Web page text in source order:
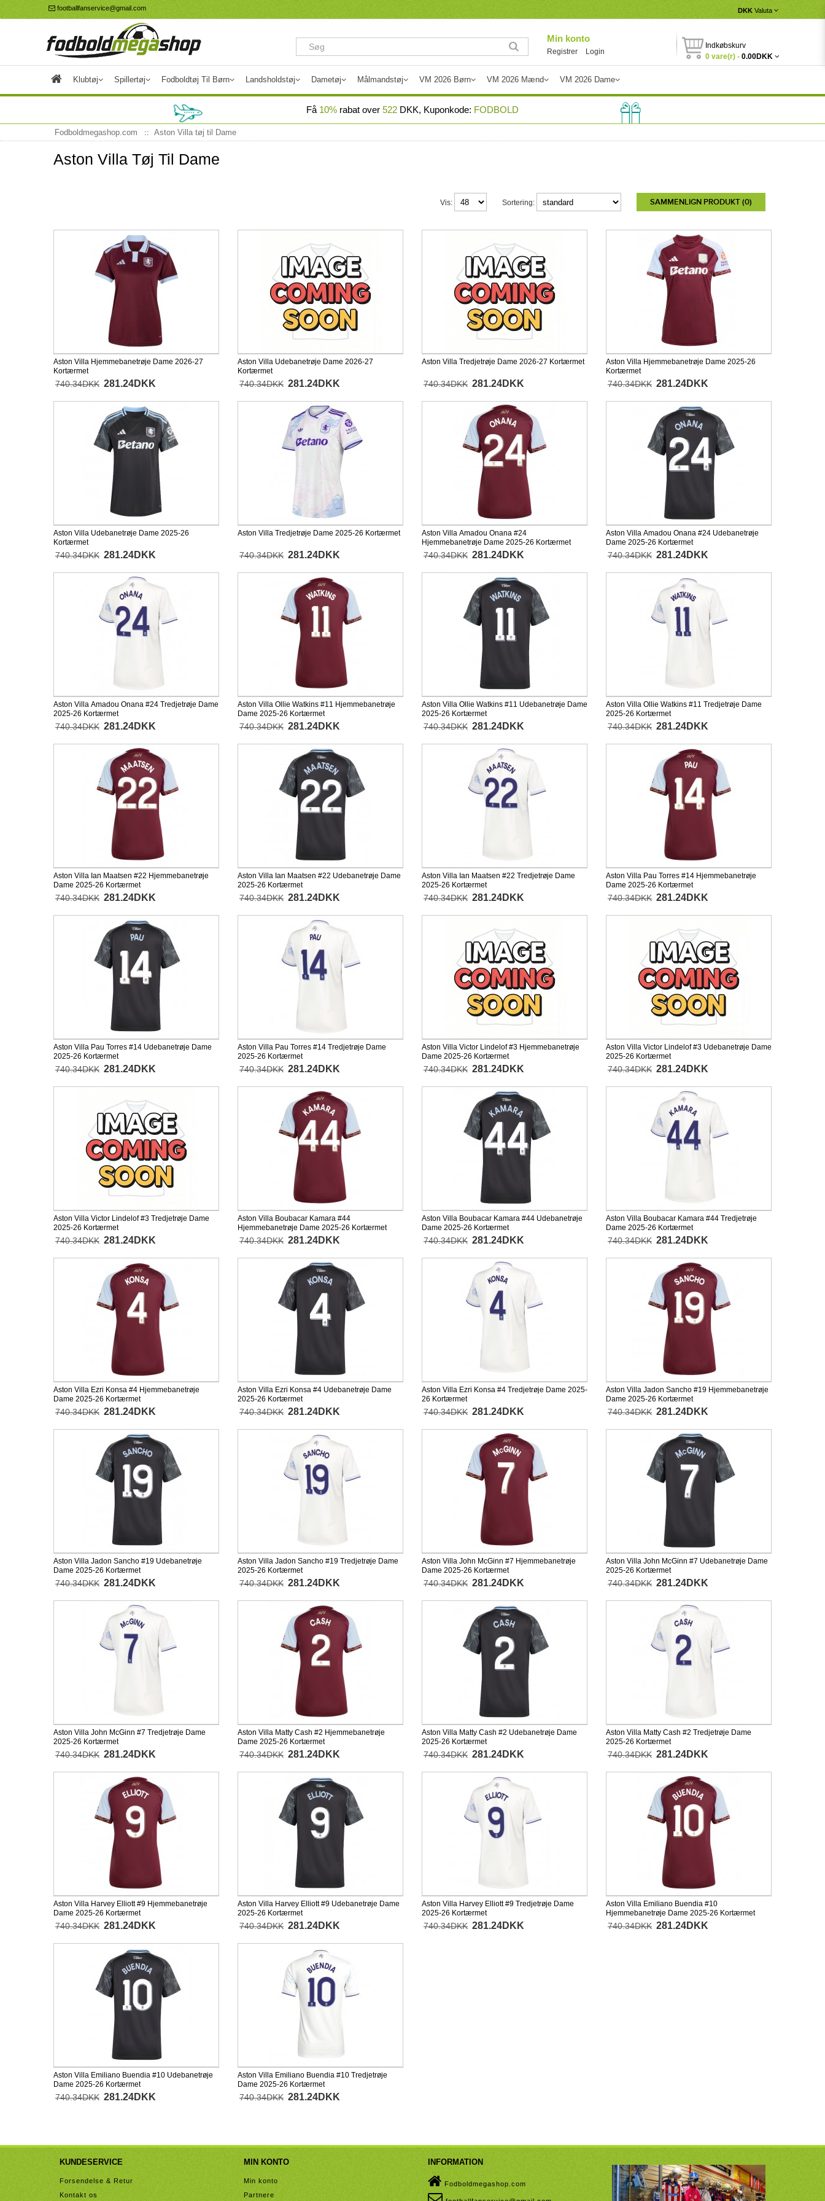
footballfanservice@gmail.com DKK Valuta
Min konto
Registrer Login
Indkøbskurv
0 vare(r) - 0.00DKK
Klubtøj Spillertøj Fodboldtøj Til Børn Landsholdstøj Dametøj Målmandstøj VM 2026 Børn VM 2026 Mænd VM 2026 Dame
Få 10% rabat over 522 DKK, Kuponkode: FODBOLD
Fodboldmegashop.com Aston Villa tøj til Dame
Aston Villa Tøj Til Dame
SAMMENLIGN PRODUKT (0)
Sortering:
Vis:
Aston Villa Hjemmebanetrøje Dame 2026-27
Kortærmet
740.34DKK 281.24DKK
Aston Villa Udebanetrøje Dame 2026-27
Kortærmet
740.34DKK 281.24DKK
Aston Villa Tredjetrøje Dame 2026-27 Kortærmet
740.34DKK 281.24DKK
Aston Villa Hjemmebanetrøje Dame 2025-26
Kortærmet
740.34DKK 281.24DKK
Aston Villa Udebanetrøje Dame 2025-26
Kortærmet
740.34DKK 281.24DKK
Aston Villa Tredjetrøje Dame 2025-26 Kortærmet
740.34DKK 281.24DKK
Aston Villa Amadou Onana #24
Hjemmebanetrøje Dame 2025-26 Kortærmet
740.34DKK 281.24DKK
Aston Villa Amadou Onana #24 Udebanetrøje
Dame 2025-26 Kortærmet
740.34DKK 281.24DKK
Aston Villa Amadou Onana #24 Tredjetrøje Dame
2025-26 Kortærmet
740.34DKK 281.24DKK
Aston Villa Ollie Watkins #11 Hjemmebanetrøje
Dame 2025-26 Kortærmet
740.34DKK 281.24DKK
Aston Villa Ollie Watkins #11 Udebanetrøje Dame
2025-26 Kortærmet
740.34DKK 281.24DKK
Aston Villa Ollie Watkins #11 Tredjetrøje Dame
2025-26 Kortærmet
740.34DKK 281.24DKK
Aston Villa Ian Maatsen #22 Hjemmebanetrøje
Dame 2025-26 Kortærmet
740.34DKK 281.24DKK
Aston Villa Ian Maatsen #22 Udebanetrøje Dame
2025-26 Kortærmet
740.34DKK 281.24DKK
Aston Villa Ian Maatsen #22 Tredjetrøje Dame
2025-26 Kortærmet
740.34DKK 281.24DKK
Aston Villa Pau Torres #14 Hjemmebanetrøje
Dame 2025-26 Kortærmet
740.34DKK 281.24DKK
Aston Villa Pau Torres #14 Udebanetrøje Dame
2025-26 Kortærmet
740.34DKK 281.24DKK
Aston Villa Pau Torres #14 Tredjetrøje Dame
2025-26 Kortærmet
740.34DKK 281.24DKK
Aston Villa Victor Lindelof #3 Hjemmebanetrøje
Dame 2025-26 Kortærmet
740.34DKK 281.24DKK
Aston Villa Victor Lindelof #3 Udebanetrøje Dame
2025-26 Kortærmet
740.34DKK 281.24DKK
Aston Villa Victor Lindelof #3 Tredjetrøje Dame
2025-26 Kortærmet
740.34DKK 281.24DKK
Aston Villa Boubacar Kamara #44
Hjemmebanetrøje Dame 2025-26 Kortærmet
740.34DKK 281.24DKK
Aston Villa Boubacar Kamara #44 Udebanetrøje
Dame 2025-26 Kortærmet
740.34DKK 281.24DKK
Aston Villa Boubacar Kamara #44 Tredjetrøje
Dame 2025-26 Kortærmet
740.34DKK 281.24DKK
Aston Villa Ezri Konsa #4 Hjemmebanetrøje
Dame 2025-26 Kortærmet
740.34DKK 281.24DKK
Aston Villa Ezri Konsa #4 Udebanetrøje Dame
2025-26 Kortærmet
740.34DKK 281.24DKK
Aston Villa Ezri Konsa #4 Tredjetrøje Dame 2025-
26 Kortærmet
740.34DKK 281.24DKK
Aston Villa Jadon Sancho #19 Hjemmebanetrøje
Dame 2025-26 Kortærmet
740.34DKK 281.24DKK
Aston Villa Jadon Sancho #19 Udebanetrøje
Dame 2025-26 Kortærmet
740.34DKK 281.24DKK
Aston Villa Jadon Sancho #19 Tredjetrøje Dame
2025-26 Kortærmet
740.34DKK 281.24DKK
Aston Villa John McGinn #7 Hjemmebanetrøje
Dame 2025-26 Kortærmet
740.34DKK 281.24DKK
Aston Villa John McGinn #7 Udebanetrøje Dame
2025-26 Kortærmet
740.34DKK 281.24DKK
Aston Villa John McGinn #7 Tredjetrøje Dame
2025-26 Kortærmet
740.34DKK 281.24DKK
Aston Villa Matty Cash #2 Hjemmebanetrøje
Dame 2025-26 Kortærmet
740.34DKK 281.24DKK
Aston Villa Matty Cash #2 Udebanetrøje Dame
2025-26 Kortærmet
740.34DKK 281.24DKK
Aston Villa Matty Cash #2 Tredjetrøje Dame
2025-26 Kortærmet
740.34DKK 281.24DKK
Aston Villa Harvey Elliott #9 Hjemmebanetrøje
Dame 2025-26 Kortærmet
740.34DKK 281.24DKK
Aston Villa Harvey Elliott #9 Udebanetrøje Dame
2025-26 Kortærmet
740.34DKK 281.24DKK
Aston Villa Harvey Elliott #9 Tredjetrøje Dame
2025-26 Kortærmet
740.34DKK 281.24DKK
Aston Villa Emiliano Buendia #10
Hjemmebanetrøje Dame 2025-26 Kortærmet
740.34DKK 281.24DKK
Aston Villa Emiliano Buendia #10 Udebanetrøje
Dame 2025-26 Kortærmet
740.34DKK 281.24DKK
Aston Villa Emiliano Buendia #10 Tredjetrøje
Dame 2025-26 Kortærmet
740.34DKK 281.24DKK
KUNDESERVICE
Forsendelse & Retur
Kontakt os
MIN KONTO
Min konto
Partnere
INFORMATION
Fodboldmegashop.com